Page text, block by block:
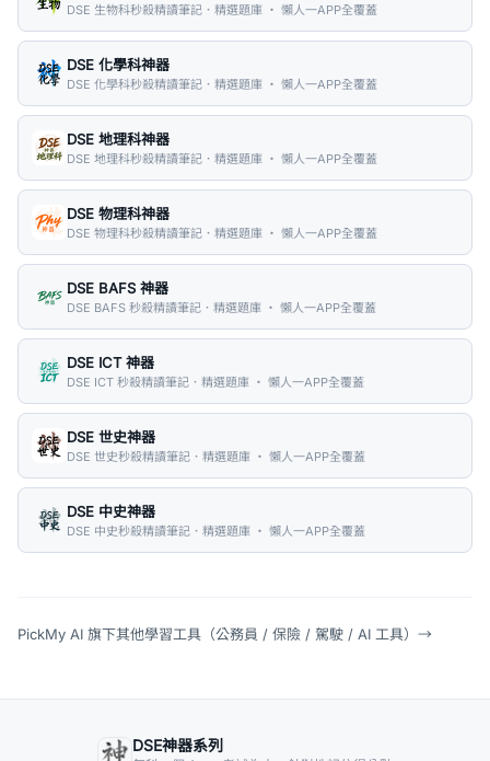
DSE 生物科秒殺精讀筆記．精選題庫 ・ 懶人一APP全覆蓋
DSE 化學科神器
DSE 化學科秒殺精讀筆記．精選題庫 ・ 懶人一APP全覆蓋
DSE 地理科神器
DSE 地理科秒殺精讀筆記．精選題庫 ・ 懶人一APP全覆蓋
DSE 物理科神器
DSE 物理科秒殺精讀筆記．精選題庫 ・ 懶人一APP全覆蓋
DSE BAFS 神器
DSE BAFS 秒殺精讀筆記．精選題庫 ・ 懶人一APP全覆蓋
DSE ICT 神器
DSE ICT 秒殺精讀筆記．精選題庫 ・ 懶人一APP全覆蓋
DSE 世史神器
DSE 世史秒殺精讀筆記．精選題庫 ・ 懶人一APP全覆蓋
DSE 中史神器
DSE 中史秒殺精讀筆記．精選題庫 ・ 懶人一APP全覆蓋
PickMy AI 旗下其他學習工具（公務員 / 保險 / 駕駛 / AI 工具） →
DSE神器系列